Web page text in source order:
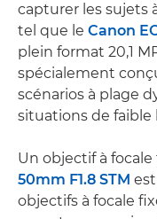
capturer les sujets
tel que le Canon
plein format 20,1
spécialement
scénarios à plage
situations de faible
Un objectif à
50mm F1.8 STM
objectifs à focale